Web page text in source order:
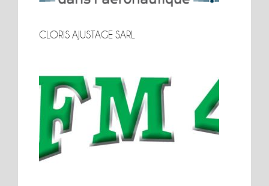
CLORIS AJUSTAGE SARL
CLORIS AJUSTAGE SARL